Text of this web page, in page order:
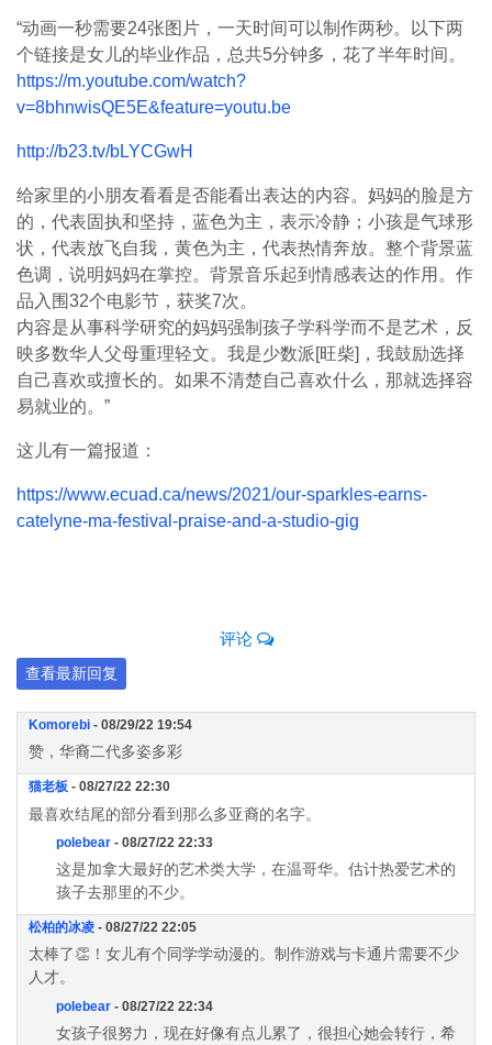
“动画一秒需要24张图片，一天时间可以制作两秒。以下两
个链接是女儿的毕业作品，总共5分钟多，花了半年时间。
https://m.youtube.com/watch?
v=8bhnwisQE5E&feature=youtu.be
http://b23.tv/bLYCGwH
给家里的小朋友看看是否能看出表达的内容。妈妈的脸是方
的，代表固执和坚持，蓝色为主，表示冷静；小孩是气球形
状，代表放飞自我，黄色为主，代表热情奔放。整个背景蓝
色调，说明妈妈在掌控。背景音乐起到情感表达的作用。作
品入围32个电影节，获奖7次。
内容是从事科学研究的妈妈强制孩子学科学而不是艺术，反
映多数华人父母重理轻文。我是少数派[旺柴]，我鼓励选择
自己喜欢或擅长的。如果不清楚自己喜欢什么，那就选择容
易就业的。”
这儿有一篇报道：
https://www.ecuad.ca/news/2021/our-sparkles-earns-
catelyne-ma-festival-praise-and-a-studio-gig
评论
查看最新回复
Komorebi - 08/29/22 19:54
赞，华裔二代多姿多彩
猫老板 - 08/27/22 22:30
最喜欢结尾的部分看到那么多亚裔的名字。
polebear - 08/27/22 22:33
这是加拿大最好的艺术类大学，在温哥华。估计热爱艺术的
孩子去那里的不少。
松柏的冰凌 - 08/27/22 22:05
太棒了👏！女儿有个同学学动漫的。制作游戏与卡通片需要不少
人才。
polebear - 08/27/22 22:34
女孩子很努力，现在好像有点儿累了，很担心她会转行，希